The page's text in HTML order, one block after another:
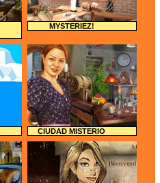
MYSTERIEZ!
CIUDAD MISTERIO